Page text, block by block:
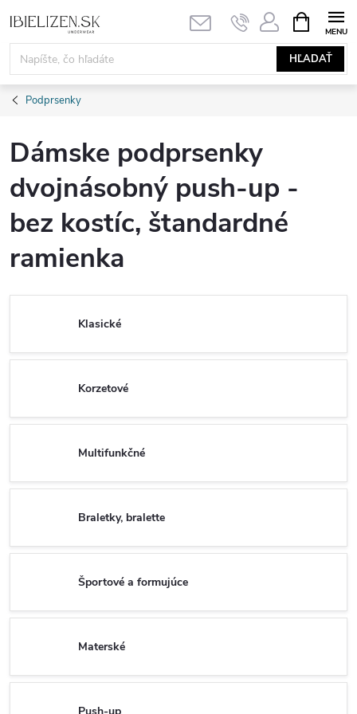
na
obsah
HĽADAŤ
KOŠÍK
Podprsenky
Dámske podprsenky
dvojnásobný push-up -
bez kostíc, štandardné
ramienka
Klasické
Korzetové
Multifunkčné
Braletky, bralette
Športové a formujúce
Materské
Push-up